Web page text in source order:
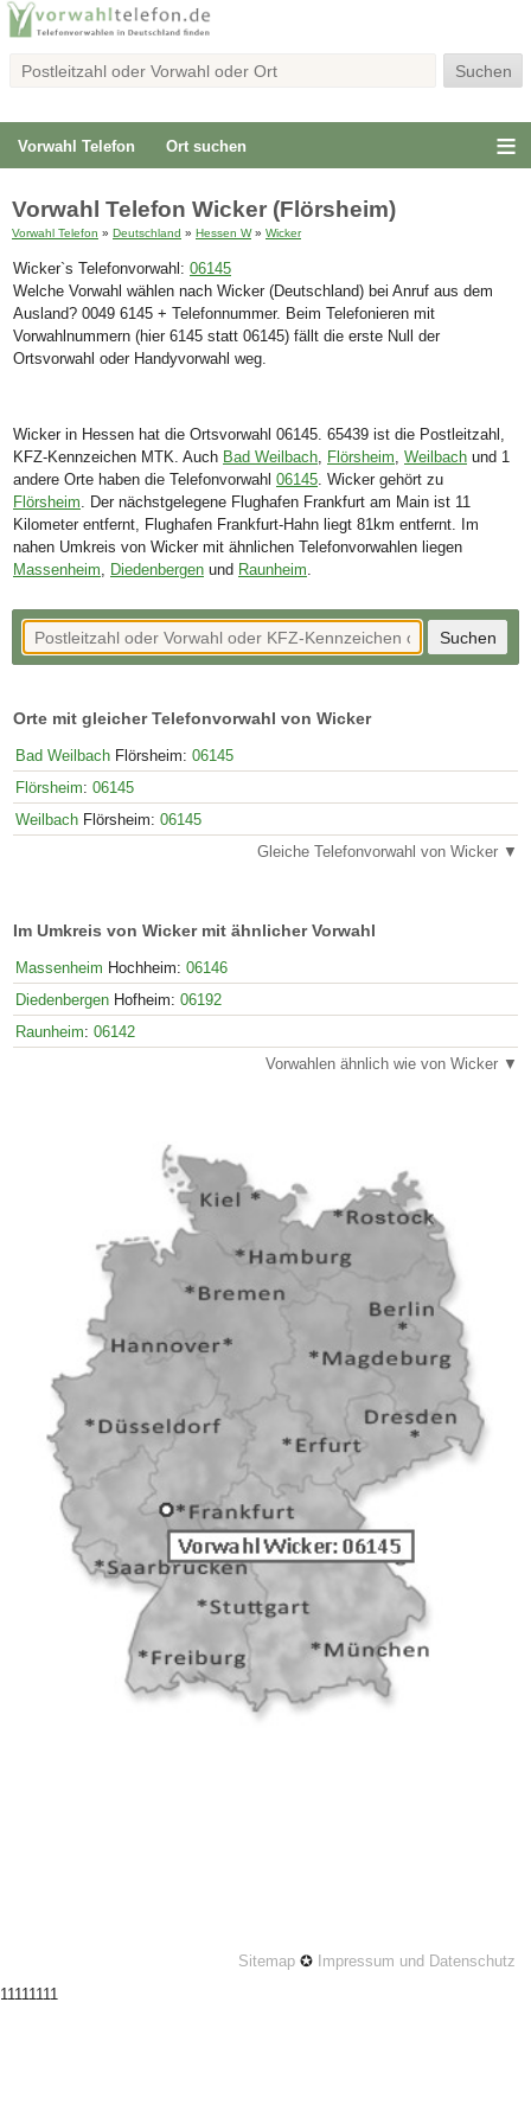
Vorwahl Telefon Ort suchen
Vorwahl Telefon Wicker (Flörsheim)
Vorwahl Telefon » Deutschland » Hessen W» Wicker
Wicker`s Telefonvorwahl: 06145
Welche Vorwahl wählen nach Wicker (Deutschland) bei Anruf aus dem
Ausland? 0049 6145 + Telefonnummer. Beim Telefonieren mit
Vorwahlnummern (hier 6145 statt 06145) fällt die erste Null der
Ortsvorwahl oder Handyvorwahl weg.
Wicker in Hessen hat die Ortsvorwahl 06145. 65439 ist die Postleitzahl,
KFZ-Kennzeichen MTK. Auch Bad Weilbach, Flörsheim, Weilbach und 1
andere Orte haben die Telefonvorwahl 06145. Wicker gehört zu
Flörsheim. Der nächstgelegene Flughafen Frankfurt am Main ist 11
Kilometer entfernt, Flughafen Frankfurt-Hahn liegt 81km entfernt. Im
nahen Umkreis von Wicker mit ähnlichen Telefonvorwahlen liegen
Massenheim, Diedenbergen und Raunheim.
Orte mit gleicher Telefonvorwahl von Wicker
Bad Weilbach Flörsheim: 06145
Flörsheim: 06145
Weilbach Flörsheim: 06145
Gleiche Telefonvorwahl von Wicker ▼
Im Umkreis von Wicker mit ähnlicher Vorwahl
Massenheim Hochheim: 06146
Diedenbergen Hofheim: 06192
Raunheim: 06142
Vorwahlen ähnlich wie von Wicker ▼
Sitemap ✪ Impressum und Datenschutz
11111111